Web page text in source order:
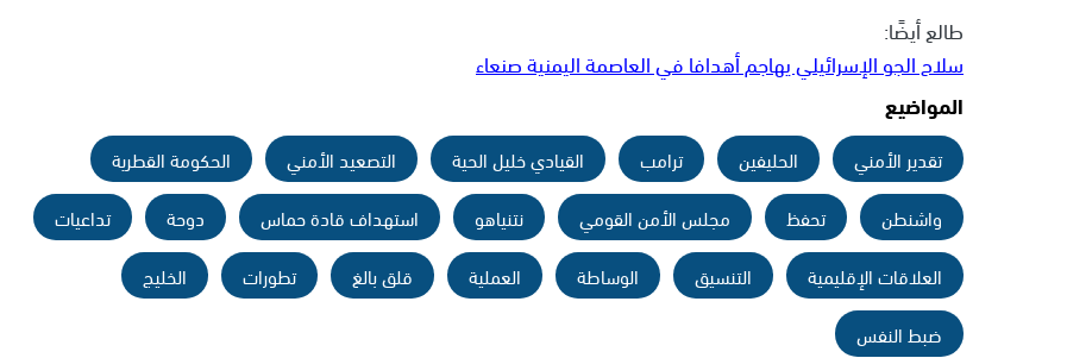
طالع أيضًا:
سلاح الجو الإسرائيلي يهاجم أهدافا في العاصمة اليمنية صنعاء
المواضيع
تقدير الأمني الحليفين ترامب القيادي خليل الحية التصعيد الأمني
الحكومة القطرية
واشنطن
تحفظ مجلس الأمن القومي نتنياهو استهداف قادة حماس دوحة
تداعيات
العلاقات الإقليمية
التنسيق الوساطة العملية قلق بالغ تطورات
الخليج
ضبط النفس